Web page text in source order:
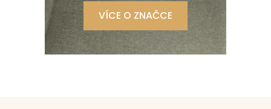
VÍCE O ZNAČCE